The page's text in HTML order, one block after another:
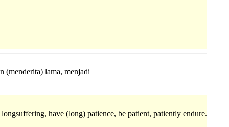
(menderita) lama, menjadi
have (long) patience, be patient, patiently endure.